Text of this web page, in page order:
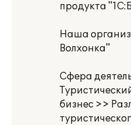
продукта
Наша
Волхонка"
Сфера
бизнес >>